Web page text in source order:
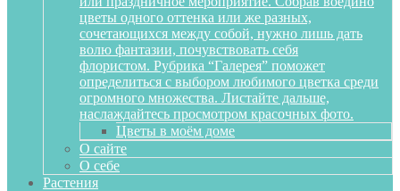
цветы одного оттенка или же разных,
сочетающихся между собой, нужно лишь дать
волю фантазии, почувствовать себя
флористом. Рубрика “Галерея” поможет
определиться с выбором любимого цветка среди
огромного множества. Листайте дальше,
наслаждайтесь просмотром красочных фото.
Цветы в моём доме
О сайте
О себе
Растения